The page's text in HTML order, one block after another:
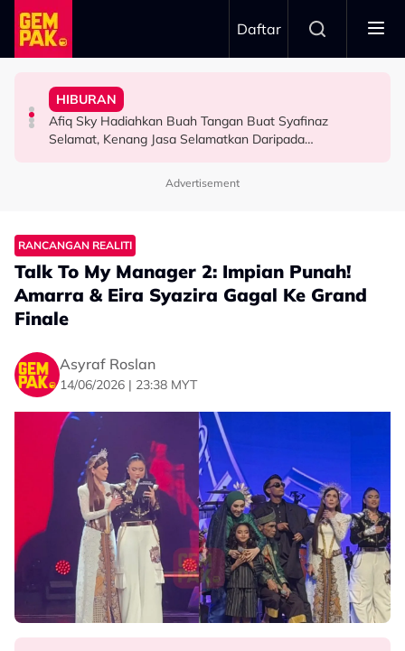
Skip to main content
Daftar
HIBURAN
Iqbal Tolak Tawaran Gimik Bercinta Dengan Artis Cantik
& Popular - “Saya Tak Mahu Main Perasaan Orang
HIBURAN
Afiq Sky Hadiahkan Buah Tangan Buat Syafinaz
Selamat, Kenang Jasa Selamatkan Daripada
HIBURAN
Diserang Gara-Gara Netizen Salah Orang, Sherry Al
Hadad Terkilan Fizikal Jadi Bahan Hinaan - “Saya Ambil
HIBURAN
Imran Aqil Kongsi Detik Sukar Isteri Ketika Berpantang -
“Waktu Itu Aku Tiada, Pergi Nepal Naik Gunung 10
Advertisement
RANCANGAN REALITI
Talk To My Manager 2: Impian Punah!
Amarra & Eira Syazira Gagal Ke Grand
Finale
Asyraf Roslan
14/06/2026 | 23:38 MYT